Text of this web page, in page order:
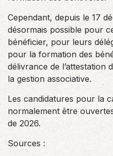
Cependant, depuis le 17
désormais possible pour
bénéficier, pour leurs
pour la formation des
délivrance de l’attestation
la gestion associative.
Les candidatures pour la
normalement être
de 2026.
Sources :